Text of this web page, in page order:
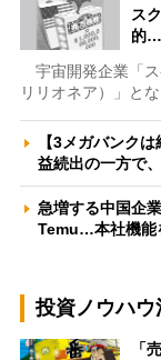
ス
的…
宇宙開発企業「ス
リリオネア）」と
【3メガバンク
益続出の一方で
急増する中国企
Temu…本社機能
投資ノウハウ
「